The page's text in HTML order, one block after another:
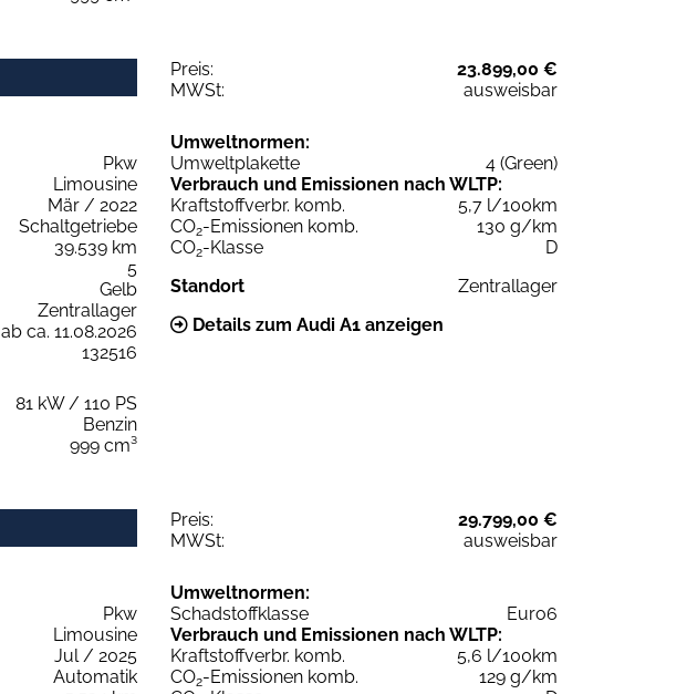
Preis:
23.899,00 €
MWSt:
ausweisbar
Pkw
Limousine
Mär / 2022
Schaltgetriebe
39.539 km
5
Gelb
Zentrallager
ab ca. 11.08.2026
132516
81 kW / 110 PS
Benzin
999 cm³
Umweltnormen:
Umweltplakette
4 (Green)
Verbrauch und Emissionen nach WLTP:
Kraftstoffverbr. komb.
5,7 l/100km
CO2-Emissionen komb.
130 g/km
CO2-Klasse
D
Standort
Zentrallager
Details zum Audi A1 anzeigen
Preis:
29.799,00 €
MWSt:
ausweisbar
Pkw
Limousine
Jul / 2025
Automatik
Umweltnormen:
Schadstoffklasse
Euro6
Verbrauch und Emissionen nach WLTP:
Kraftstoffverbr. komb.
5,6 l/100km
CO2-Emissionen komb.
129 g/km